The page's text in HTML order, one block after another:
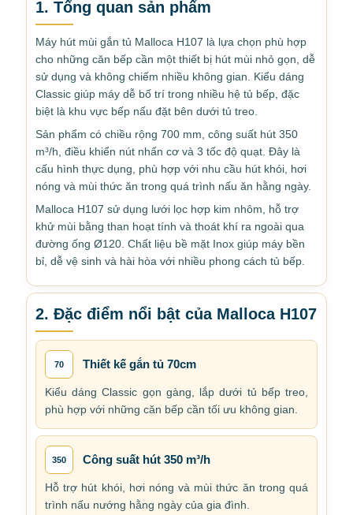
1. Tổng quan sản phẩm
Máy hút mùi gắn tủ Malloca H107 là lựa chọn phù hợp
cho những căn bếp cần một thiết bị hút mùi nhỏ gọn, dễ
sử dụng và không chiếm nhiều không gian. Kiểu dáng
Classic giúp máy dễ bố trí trong nhiều hệ tủ bếp, đặc
biệt là khu vực bếp nấu đặt bên dưới tủ treo.
Sản phẩm có chiều rộng 700 mm, công suất hút 350
m³/h, điều khiển nút nhấn cơ và 3 tốc độ quạt. Đây là
cấu hình thực dụng, phù hợp với nhu cầu hút khói, hơi
nóng và mùi thức ăn trong quá trình nấu ăn hằng ngày.
Malloca H107 sử dụng lưới lọc hợp kim nhôm, hỗ trợ
khử mùi bằng than hoạt tính và thoát khí ra ngoài qua
đường ống Ø120. Chất liệu bề mặt Inox giúp máy bền
bỉ, dễ vệ sinh và hài hòa với nhiều phong cách tủ bếp.
2. Đặc điểm nổi bật của Malloca H107
70 Thiết kế gắn tủ 70cm
Kiểu dáng Classic gọn gàng, lắp dưới tủ bếp treo,
phù hợp với những căn bếp cần tối ưu không gian.
350 Công suất hút 350 m³/h
Hỗ trợ hút khói, hơi nóng và mùi thức ăn trong quá
trình nấu nướng hằng ngày của gia đình.